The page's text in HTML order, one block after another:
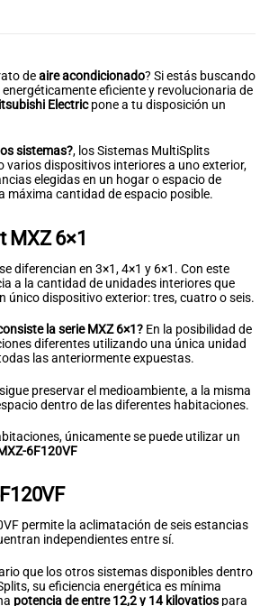
deaire acondicionado? Si estás buscando
eficiente y revolucionaria de
Electricpone a tu disposición un
sistemas?, los Sistemas MultiSplits
varios dispositivos interiores a uno exterior,
elegidas en un hogar o espacio de
máxima cantidad de espacio posible.
MXZ 6×1
diferencian en 3×1, 4×1 y 6×1. Con este
a la cantidad de unidades interiores que
único dispositivo exterior: tres, cuatro o seis.
la serie MXZ 6×1? En la posibilidad de
diferentes utilizando una única unidad
las anteriormente expuestas.
preservar el medioambiente, a la misma
dentro de las diferentes habitaciones.
únicamente se puede utilizar un
6F120VF
permite la aclimatación de seis estancias
independientes entre sí.
que los otros sistemas disponibles dentro
su eficiencia energética es mínima
potencia de entre 12,2 y 14 kilovatios para